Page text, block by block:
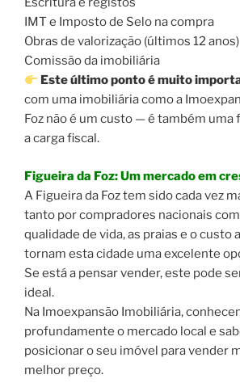
IMT e Imposto de Selo na compra
Obras de valorização (últimos 12 anos)
Comissão da imobiliária
Este último ponto é muito
com uma imobiliária como a
Foz não é um custo — é também uma
a carga fiscal.
Figueira da Foz: Um mercado em
A Figueira da Foz tem sido cada vez
tanto por compradores nacionais
qualidade de vida, as praias e o
tornam esta cidade uma excelente
Se está a pensar vender, este pode
ideal.
Na Imoexpansão Imobiliária,
profundamente o mercado local e
posicionar o seu imóvel para vender
melhor preço.